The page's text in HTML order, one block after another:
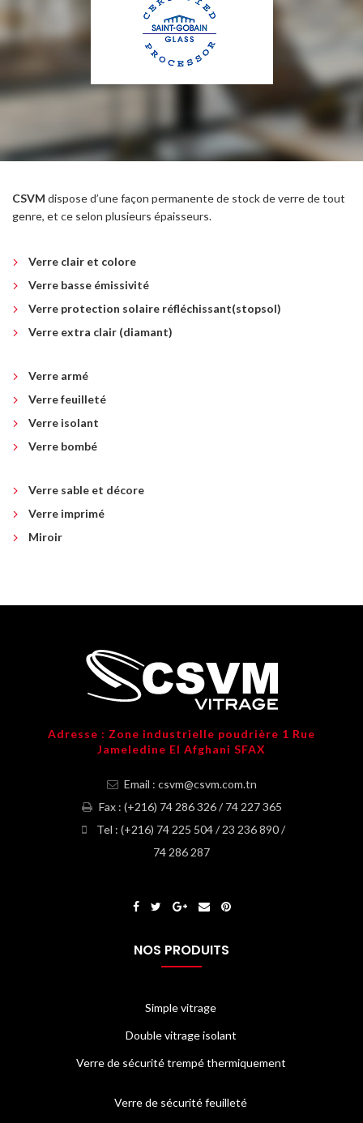
CSVM dispose d’une façon permanente de stock de verre de tout
genre, et ce selon plusieurs épaisseurs.
Verre clair et colore
Verre basse émissivité
Verre protection solaire réfléchissant(stopsol)
Verre extra clair (diamant)
Verre armé
Verre feuilleté
Verre isolant
Verre bombé
Verre sable et décore
Verre imprimé
Miroir
Adresse : Zone industrielle poudrière 1 Rue
Jameledine El Afghani SFAX
Email : csvm@csvm.com.tn
Fax : (+216) 74 286 326 / 74 227 365
Tel : (+216) 74 225 504 / 23 236 890 /
74 286 287
NOS PRODUITS
Simple vitrage
Double vitrage isolant
Verre de sécurité trempé thermiquement
Verre de sécurité feuilleté